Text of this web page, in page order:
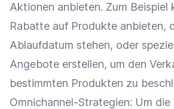
Aktionen anbieten. Zum Beispiel
Rabatte auf Produkte anbieten,
Ablaufdatum stehen, oder
Angebote erstellen, um den
bestimmten Produkten zu
Omnichannel-Strategien: Um